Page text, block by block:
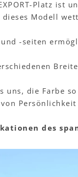
Platz ist
Modell
-seiten
uns, die Farbe
des